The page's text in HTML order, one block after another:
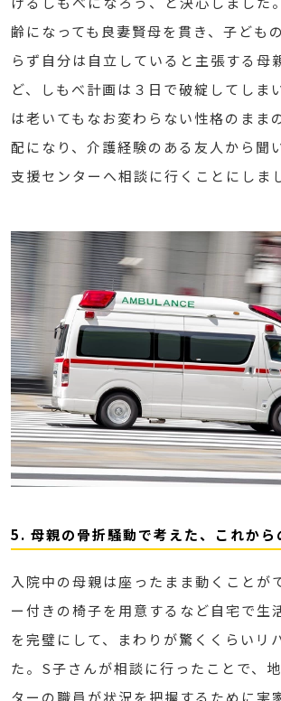
齢になっても良妻賢母を貫き、子ども
らず自分は自立していると主張する母
ど、しもべ計画は３日で破綻してしま
は老いてもなお変わらない性格のまま
配になり、介護経験のある友人から聞
支援センターへ相談に行くことにしま
5. 母親の骨折騒動で考えた、これから
入院中の母親は座ったまま動くことが
ー付きの椅子を用意するなど自宅で生
を完璧にして、まわりが驚くくらいリ
た。S子さんが相談に行ったことで、
ターの職員が状況を把握するために実